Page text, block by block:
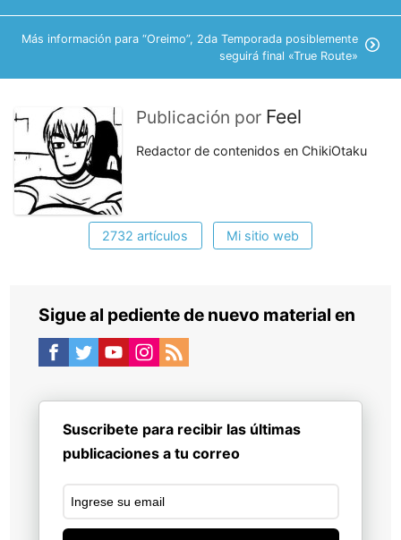
Más información para “Oreimo”, 2da Temporada posiblemente
seguirá final «True Route»
Publicación por Feel
Redactor de contenidos en ChikiOtaku
2732 artículos Mi sitio web
Sigue al pediente de nuevo material en
Suscribete para recibir las últimas
publicaciones a tu correo